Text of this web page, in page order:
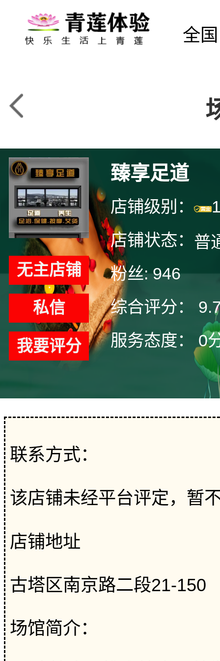
全国
无主店铺
私信
我要评分
臻享足道
店铺级别：
店铺状态： 普
粉丝: 946
综合评分：
服务态度：
0
联系方式：
该店铺未经平台评定，暂
店铺地址
古塔区南京路二段21-150
场馆简介：